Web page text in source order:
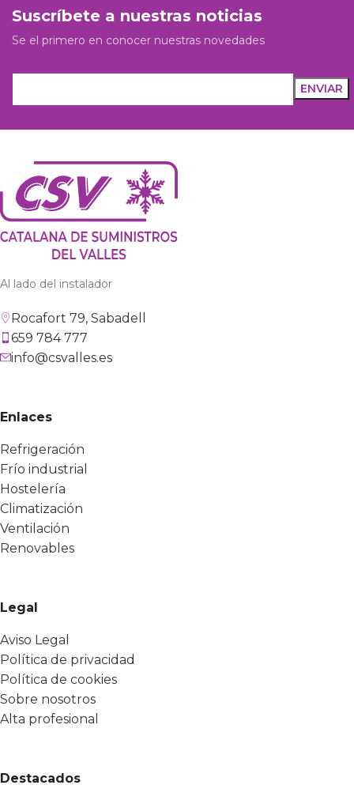
Suscríbete a nuestras noticias
Se el primero en conocer nuestras novedades
Al lado del instalador
Rocafort 79, Sabadell
659 784 777
info@csvalles.es
Enlaces
Refrigeración
Frío industrial
Hostelería
Climatización
Ventilación
Renovables
Legal
Aviso Legal
Política de privacidad
Política de cookies
Sobre nosotros
Alta profesional
Destacados